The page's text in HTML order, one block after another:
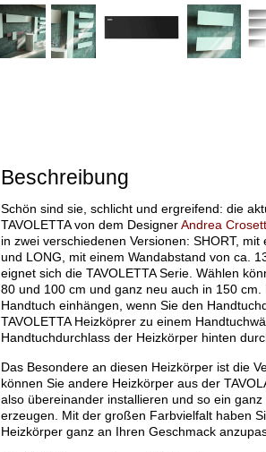
Beschreibung
Schön sind sie, schlicht und ergreifend: die
TAVOLETTA von dem DesignerAndrea
in zwei verschiedenen Versionen: SHORT,
und LONG, mit einem Wandabstand von ca.
eignet sich die TAVOLETTA Serie. Wählen
80 und 100 cm und ganz neu auch in 150
Handtuch einhängen, wenn Sie den
TAVOLETTA Heizköprer zu einem
Handtuchdurchlass der Heizkörper hinten
Das Besondere an diesen Heizkörper ist die
können Sie andere Heizkörper aus der
also übereinander installieren und so ein
erzeugen. Mit der großen Farbvielfalt haben
Heizkörper ganz an Ihren Geschmack